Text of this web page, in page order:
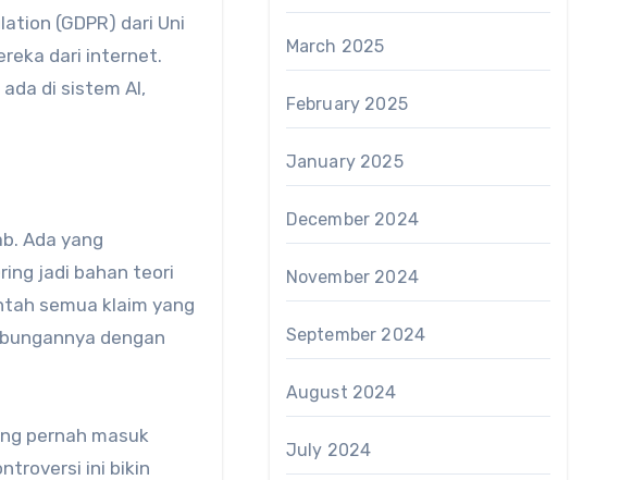
(GDPR) dari Uni
dari internet.
di sistem AI,
Ada yang
jadi bahan teori
semua klaim yang
dengan
pernah masuk
ini bikin
March 2025
February 2025
January 2025
December 2024
November 2024
September 2024
August 2024
July 2024